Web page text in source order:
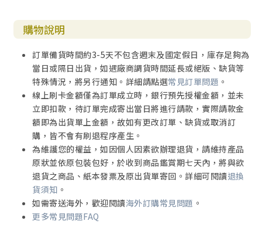
購物說明
訂單備貨時間約3-5天不包含週末及國定假日，庫存足夠為
當日或隔日出貨，如遇廠商調貨時間延長或絕版、缺貨等
特殊情況，將另行通知。詳細請點選常見訂單問題 。
線上刷卡金額僅為訂單成立時，銀行預先授權金額，並未
立即扣款，待訂單完成寄出當日將進行請款，實際請款金
額即為出貨單上金額，故如有更改訂單、缺貨或取消訂
購，皆不會有刷退程序產生。
為維護您的權益，如因個人因素欲辦理退貨，請維持產品
原狀並依原包裝包好，於收到商品鑑賞期七天內，將與欲
退貨之商品、紙本發票及原出貨單寄回。詳細可閱讀退換
貨須知 。
如需寄送海外，歡迎閱讀海外訂購常見問題 。
更多常見問題FAQ